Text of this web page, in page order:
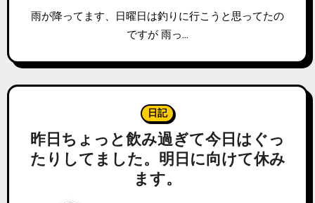
雨が降ってます、日曜日は釣りに行こうと思ってたの
ですが 雨っ…
日記
昨日ちょっと飲み過ぎて今日はぐっ
たりしてました。明日に向けて休み
ます。